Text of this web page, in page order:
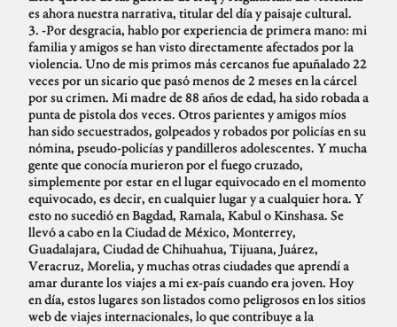
es ahora nuestra narrativa, titular del día y paisaje cultural.
3. -Por desgracia, hablo por experiencia de primera mano: mi
familia y amigos se han visto directamente afectados por la
violencia. Uno de mis primos más cercanos fue apuñalado 22
veces por un sicario que pasó menos de 2 meses en la cárcel
por su crimen. Mi madre de 88 años de edad, ha sido robada a
punta de pistola dos veces. Otros parientes y amigos míos
han sido secuestrados, golpeados y robados por policías en su
nómina, pseudo-policías y pandilleros adolescentes. Y mucha
gente que conocía murieron por el fuego cruzado,
simplemente por estar en el lugar equivocado en el momento
equivocado, es decir, en cualquier lugar y a cualquier hora. Y
esto no sucedió en Bagdad, Ramala, Kabul o Kinshasa. Se
llevó a cabo en la Ciudad de México, Monterrey,
Guadalajara, Ciudad de Chihuahua, Tijuana, Juárez,
Veracruz, Morelia, y muchas otras ciudades que aprendí a
amar durante los viajes a mi ex-país cuando era joven. Hoy
en día, estos lugares son listados como peligrosos en los sitios
web de viajes internacionales, lo que contribuye a la